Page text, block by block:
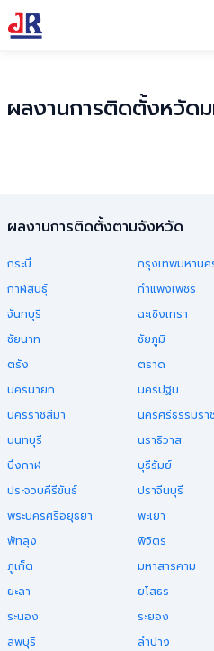
ผลงานการติดตั้งหวัด
ผลงานการติดตั้งตามจังหวัด
กระบี่ กรุงเทพมหานค
กาฬสินธุ์
กำแพงเพชร
จันทบุรี
ฉะเชิงเทรา
ชัยนาท
ชัยภูมิ
ตรัง
ตราด
นครนายก
นครปฐม
นครราชสีมา
นครศรีธรรมรา
นนทบุรี
นราธิวาส
บึงกาฬ
บุรีรัมย์
ประจวบคีรีขันธ์
ปราจีนบุรี
พระนครศรีอยุธยา
พะเยา
พัทลุง
พิจิตร
ภูเก็ต
มหาสารคาม
ยะลา
ยโสธร
ระนอง
ระยอง
ลพบุรี
ลำปาง